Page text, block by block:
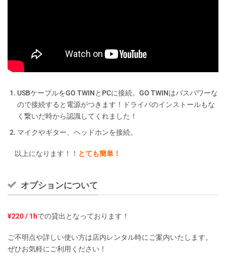
USBケーブルをGO TWINとPCに接続。GO TWINはバスパワーな
ので接続すると電源がつきます！ドライバのインストールもな
く繋いだ時から認識してくれました！
マイクやギター、ヘッドホンを接続。
以上になります！！ とても簡単！
オプションについて
¥220 / 1hでの貸出となっております！
ご不明点や詳しい使い方は店内レンタル時にご案内いたします。
ぜひお気軽にご利用ください！